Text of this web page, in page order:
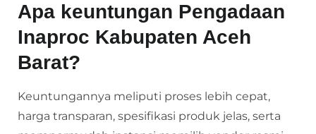
Apa keuntungan Pengadaan
Inaproc Kabupaten Aceh
Barat?
Keuntungannya meliputi proses lebih cepat,
harga transparan, spesifikasi produk jelas, serta